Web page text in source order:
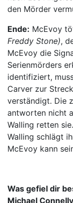
den Mörder
Ende: McEvoy
Freddy Stone),
McEvoy die
Serienmörders
identifiziert,
Carver zur
verständigt. Die
antworten nicht
Walling retten
Walling schlägt
McEvoy kann
Was gefiel dir
Michael